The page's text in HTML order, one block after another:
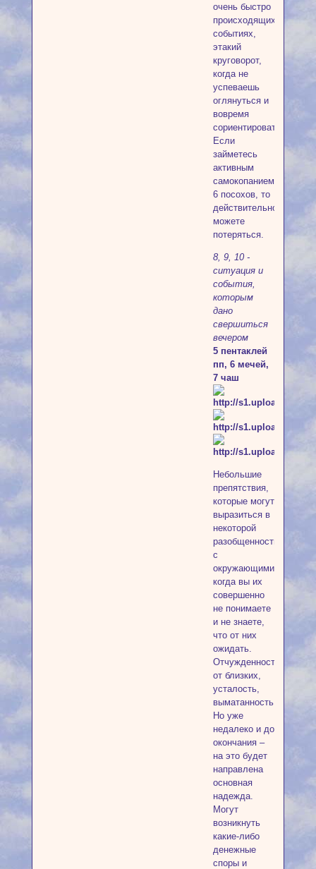
очень быстро
происходящих
событиях,
этакий
круговорот,
когда не
успеваешь
оглянуться и
вовремя
сориентироваться.
Если
займетесь
активным
самокопанием
6 посохов, то
действительно
можете
потеряться.
8, 9, 10 -
ситуация и
события,
которым
дано
свершиться
вечером
5 пентаклей
пп, 6 мечей,
7 чаш
Небольшие
препятствия,
которые могут
выразиться в
некоторой
разобщенности
с
окружающими,
когда вы их
совершенно
не понимаете
и не знаете,
что от них
ожидать.
Отчужденность
от близких,
усталость,
выматанность.
Но уже
недалеко и до
окончания –
на это будет
направлена
основная
надежда.
Могут
возникнуть
какие-либо
денежные
споры и